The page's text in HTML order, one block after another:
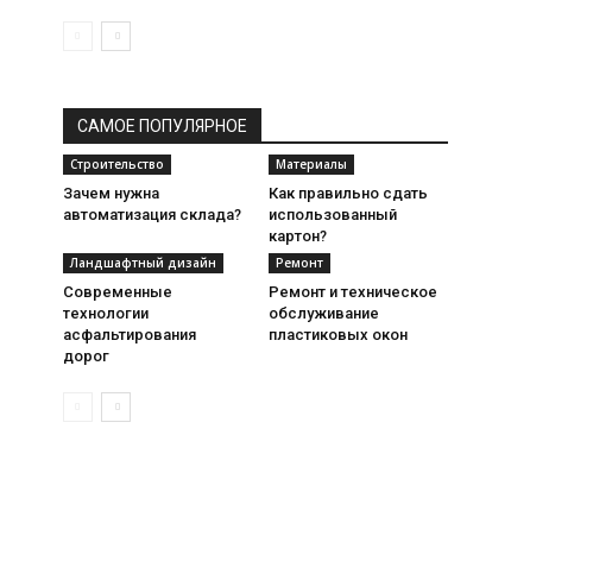
САМОЕ ПОПУЛЯРНОЕ
Строительство
Зачем нужна
автоматизация склада?
Материалы
Как правильно сдать
использованный
картон?
Ландшафтный дизайн
Современные
технологии
асфальтирования
дорог
Ремонт
Ремонт и техническое
обслуживание
пластиковых окон